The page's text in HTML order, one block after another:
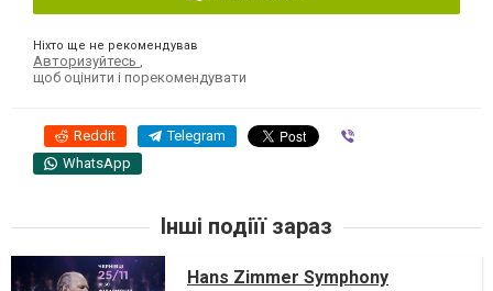
Ніхто ще не рекомендував
Авторизуйтесь
щоб оцінити і порекомендувати
Reddit Telegram
WhatsApp
Інші подіїї зараз
Hans Zimmer Symphony